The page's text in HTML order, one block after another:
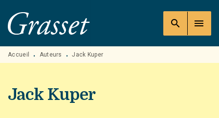
MENU RECHERCHE
PIED DE PAGE
search menu
Accueil • Auteurs • Jack Kuper
Jack Kuper